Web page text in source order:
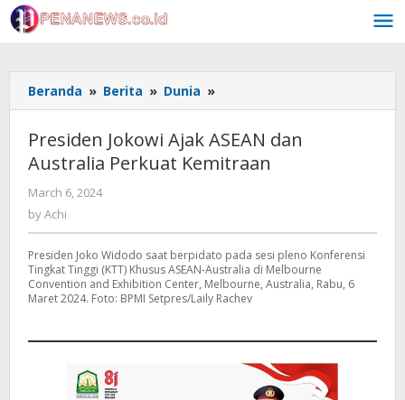
Skip
to
content
Beranda » Berita » Dunia »
Jokowi
ASEAN
dan
Presiden Jokowi Ajak ASEAN dan
Australia Perkuat Kemitraan
March 6, 2024
byAchi
Presiden Joko Widodo saat berpidato pada sesi pleno Konferensi
Tingkat Tinggi (KTT) Khusus ASEAN-Australia di Melbourne
Convention and Exhibition Center, Melbourne, Australia, Rabu, 6
Maret 2024. Foto: BPMI Setpres/Laily Rachev